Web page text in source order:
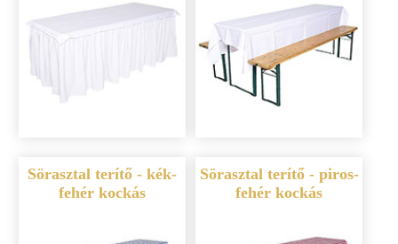
Sörasztal terítő - kék-
fehér kockás
Sörasztal terítő - piros-
fehér kockás